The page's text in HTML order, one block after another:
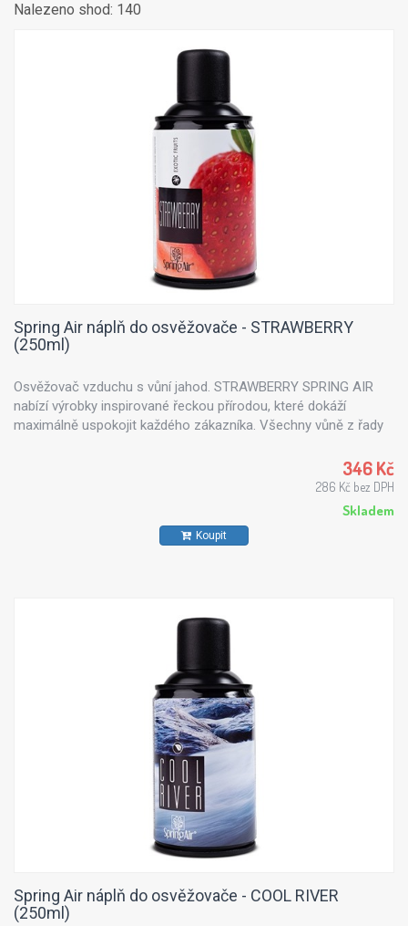
Nalezeno shod: 140
Spring Air náplň do osvěžovače - STRAWBERRY
(250ml)
Osvěžovač vzduchu s vůní jahod. STRAWBERRY SPRING AIR
nabízí výrobky inspirované řeckou přírodou, které dokáží
maximálně uspokojit každého zákazníka. Všechny vůně z řady
346 Kč
286 Kč bez DPH
Skladem
Koupit
Spring Air náplň do osvěžovače - COOL RIVER
(250ml)